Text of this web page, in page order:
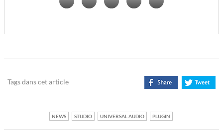
Tags dans cet article
NEWS STUDIO UNIVERSAL AUDIO PLUGIN